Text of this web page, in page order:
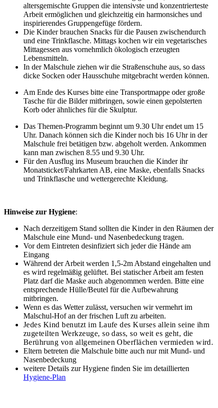
altersgemischte Gruppen die intensivste und konzentrierteste
Arbeit ermöglichen und gleichzeitig ein harmonsiches und
inspirierendes Gruppengefüge fördern.
Die Kinder brauchen Snacks für die Pausen zwischendurch
und eine Trinkflasche. Mittags kochen wir ein vegetarisches
Mittagessen aus vornehmlich ökologisch erzeugten
Lebensmitteln.
In der Malschule ziehen wir die Straßenschuhe aus, so dass
dicke Socken oder Hausschuhe mitgebracht werden können.
Am Ende des Kurses bitte eine Transportmappe oder große
Tasche für die Bilder mitbringen, sowie einen gepolsterten
Korb oder ähnliches für die Skulptur.
Das Themen-Programm beginnt um 9.30 Uhr endet um 15
Uhr. Danach können sich die Kinder noch bis 16 Uhr in der
Malschule frei betätigen bzw. abgeholt werden. Ankommen
kann man zwischen 8.55 und 9.30 Uhr.
Für den Ausflug ins Museum brauchen die Kinder ihr
Monatsticket/Fahrkarten AB, eine Maske, ebenfalls Snacks
und Trinkflasche und wettergerechte Kleidung.
Hinweise zur Hygiene:
Nach derzeitigem Stand sollten die Kinder in den Räumen der
Malschule eine Mund- und Nasenbedeckung tragen.
Vor dem Eintreten desinfiziert sich jeder die Hände am
Eingang
Während der Arbeit werden 1,5-2m Abstand eingehalten und
es wird regelmäßig gelüftet. Bei statischer Arbeit am festen
Platz darf die Maske auch abgenommen werden. Bitte eine
entsprechende Hülle/Beutel für die Aufbewahrung
mitbringen.
Wenn es das Wetter zulässt, versuchen wir vermehrt im
Malschul-Hof an der frischen Luft zu arbeiten.
Jedes Kind benutzt im Laufe des Kurses allein seine ihm
zugeteilten Werkzeuge, so dass, so weit es geht, die
Berührung von allgemeinen Oberflächen vermieden wird.
Eltern betreten die Malschule bitte auch nur mit Mund- und
Nasenbedeckung
weitere Details zur Hygiene finden Sie im detaillierten
Hygiene-Plan